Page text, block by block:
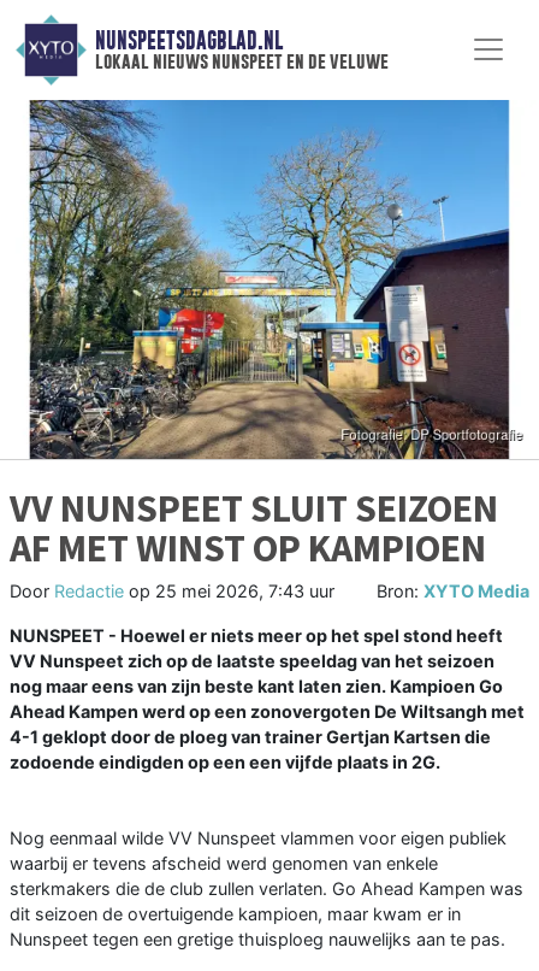
NUNSPEETSDAGBLAD.NL
lokaal nieuws nunspeet en de veluwe
VV NUNSPEET SLUIT SEIZOEN
AF MET WINST OP KAMPIOEN
Door Redactie op 25 mei 2026, 7:43 uur Bron: XYTO Media
NUNSPEET - Hoewel er niets meer op het spel stond heeft
VV Nunspeet zich op de laatste speeldag van het seizoen
nog maar eens van zijn beste kant laten zien. Kampioen Go
Ahead Kampen werd op een zonovergoten De Wiltsangh met
4-1 geklopt door de ploeg van trainer Gertjan Kartsen die
zodoende eindigden op een een vijfde plaats in 2G.
Nog eenmaal wilde VV Nunspeet vlammen voor eigen publiek
waarbij er tevens afscheid werd genomen van enkele
sterkmakers die de club zullen verlaten. Go Ahead Kampen was
dit seizoen de overtuigende kampioen, maar kwam er in
Nunspeet tegen een gretige thuisploeg nauwelijks aan te pas.